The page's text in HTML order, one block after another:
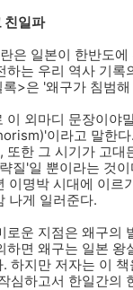
친일파
은 일본이 한반도
하는 우리 역사 기
>은 '왜구가 침범
이 외마디 문장이야
이라고 말한
또한 그 시기가 고
질'일 뿐이라는 것
이명박 시대에 이
나게 일러준다.
로운 지점은 왜구의
하면 왜구는 일본
하지만 저자는 이
심하고서 한일간의